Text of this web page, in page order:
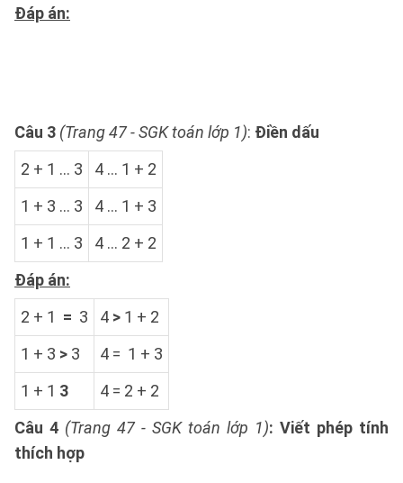
Đáp án:
Câu 3 (Trang 47 - SGK toán lớp 1): Điền dấu
2 + 1 ... 3
4 ... 1 + 2
1 + 3 ... 3
4 ... 1 + 3
1 + 1 ... 3
4 ... 2 + 2
Đáp án:
2 + 1 = 3 4 > 1 + 2
1 + 3 > 3
4 = 1 + 3
1 + 1 3
4 = 2 + 2
Câu 4 (Trang 47 - SGK toán lớp 1): Viết phép tính
thích hợp